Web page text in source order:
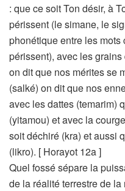
: que ce soit Ton désir, à
périssent (le simane, le
phonétique entre les mots
périssent), avec les
on dit que nos mérites se
(salké) on dit que nos
avec les dattes (temarim)
(yitamou) et avec la
soit déchiré (kra) et aussi
(likro). [ Horayot 12a ]
Quel fossé sépare la
de la réalité terrestre de la